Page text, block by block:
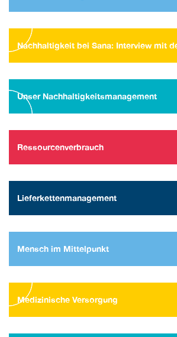
Nachhaltigkeit bei Sana: Interview mit
Unser Nachhaltigkeitsmanagement
Ressourcenverbrauch
Lieferkettenmanagement
Mensch im Mittelpunkt
Medizinische Versorgung